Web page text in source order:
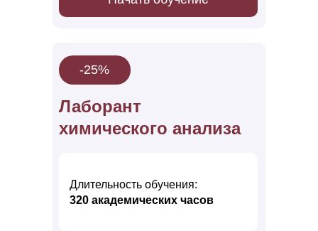
Лаборант
химического анал иза
Длительность обучения:
320 акад емических часов
-25%